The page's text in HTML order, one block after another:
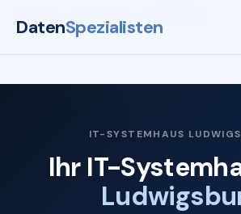
DatenSpezialisten
IT-SYSTEMHAUS
Ihr IT-